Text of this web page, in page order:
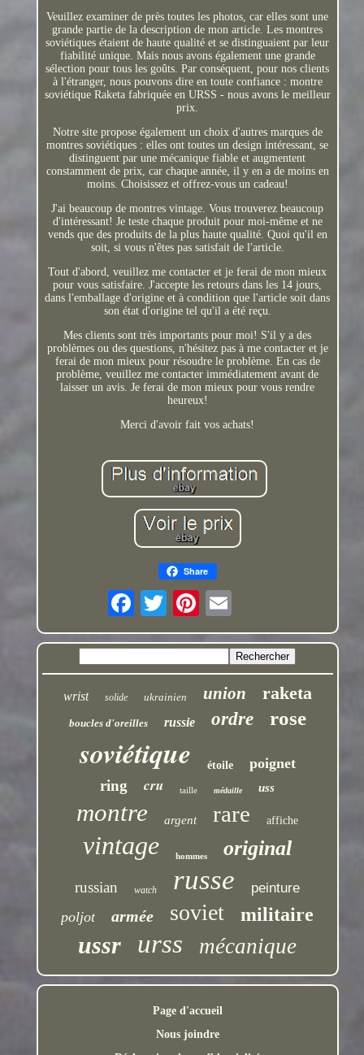
Veuillez examiner de près toutes les photos, car elles sont une
grande partie de la description de mon article. Les montres
soviétiques étaient de haute qualité et se distinguaient par leur
fiabilité unique. Mais nous avons également une grande
sélection pour tous les goûts. Par conséquent, pour nos clients
à l'étranger, nous pouvons dire en toute confiance : montre
soviétique Raketa fabriquée en URSS - nous avons le meilleur
prix.
Notre site propose également un choix d'autres marques de
montres soviétiques : elles ont toutes un design intéressant, se
distinguent par une mécanique fiable et augmentent
constamment de prix, car chaque année, il y en a de moins en
moins. Choisissez et offrez-vous un cadeau!
J'ai beaucoup de montres vintage. Vous trouverez beaucoup
d'intéressant! Je teste chaque produit pour moi-même et ne
vends que des produits de la plus haute qualité. Quoi qu'il en
soit, si vous n'êtes pas satisfait de l'article.
Tout d'abord, veuillez me contacter et je ferai de mon mieux
pour vous satisfaire. J'accepte les retours dans les 14 jours,
dans l'emballage d'origine et à condition que l'article soit dans
son état d'origine tel qu'il a été reçu.
Mes clients sont très importants pour moi! S'il y a des
problèmes ou des questions, n'hésitez pas à me contacter et je
ferai de mon mieux pour résoudre le problème. En cas de
problème, veuillez me contacter immédiatement avant de
laisser un avis. Je ferai de mon mieux pour vous rendre
heureux!
Merci d'avoir fait vos achats!
Share
wrist solide ukrainien union raketa
boucles d'oreilles russie ordre rose
soviétique étoile poignet
ring cru taille médaille uss
montre argent rare affiche
vintage hommes original
russian watch russe peinture
poljot armée soviet militaire
ussr urss mécanique
Page d'accueil
Nous joindre